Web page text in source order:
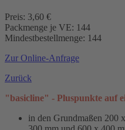
Preis: 3,60 €
Packmenge je VE: 144
Mindestbestellmenge: 144
Zur Online-Anfrage
Zurück
"basicline" - Pluspunkte auf
in den Grundmaßen 200